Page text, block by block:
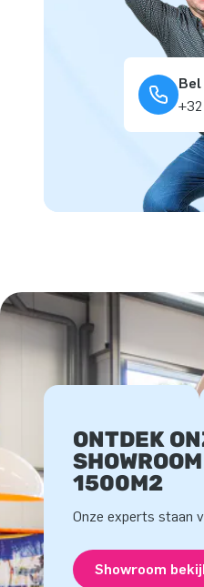
ONTDEK
1500M2
Onze experts staan
Showroom